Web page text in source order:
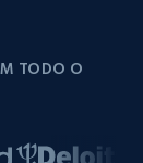
TODO O